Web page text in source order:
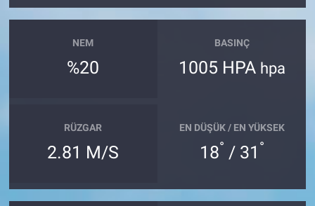
NEM
%20
BASINÇ
1005 HPA hpa
RÜZGAR
2.81 M/S
EN DÜŞÜK / EN YÜKSEK
18° / 31 °